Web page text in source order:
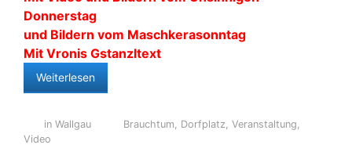
Donnerstag
und Bildern vom Maschkerasonntag
Mit Vronis Gstanzltext
Weiterlesen
in Wallgau Brauchtum, Dorfplatz,Veranstaltung,
Video